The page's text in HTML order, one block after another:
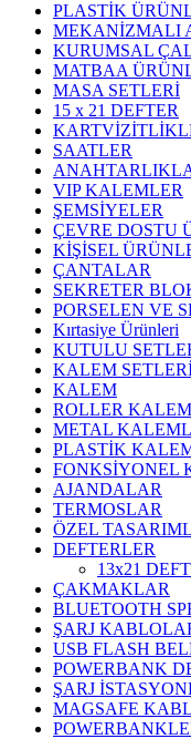
PLASTİK
MEKANİZMALI
KURUMSAL
MATBAA
MASA SETLERİ
15 x 21 DEFTER
SAATLER
VIP KALEMLER
ŞEMSİYELER
ÇEVRE DOSTU
KİŞİSEL
ÇANTALAR
SEKRETER
PORSELEN VE
Kırtasiye Ürünleri
KUTULU
KALEM
KALEM
ROLLER
METAL
PLASTİK
FONKSİYONEL
AJANDALAR
TERMOSLAR
ÖZEL
DEFTERLER
13x21
ÇAKMAKLAR
BLUETOOTH
ŞARJ
USB FLASH
POWERBANK
ŞARJ
MAGSAFE